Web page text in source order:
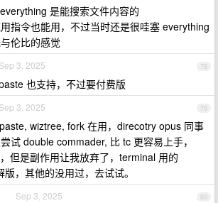
是能搜索文件内容的
指令也能用，不过当时还是很哇塞 everything
伦比的感觉
78
Sep 3, 2025
也支持，不过要付费版
79
Sep 3, 2025
wiztree, fork 在用，direcotry opus 同事
试 double commader, 比 tc 更容易上手，
但是副作用让我放弃了，terminal 用的
，其他的没用过，去试试。
80
Sep 3, 2025